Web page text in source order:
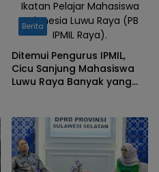
Ikatan Pelajar Mahasiswa
Indonesia Luwu Raya (PB
IPMIL Raya).
Berita
Ditemui Pengurus IPMIL,
Cicu Sanjung Mahasiswa
Luwu Raya Banyak yang